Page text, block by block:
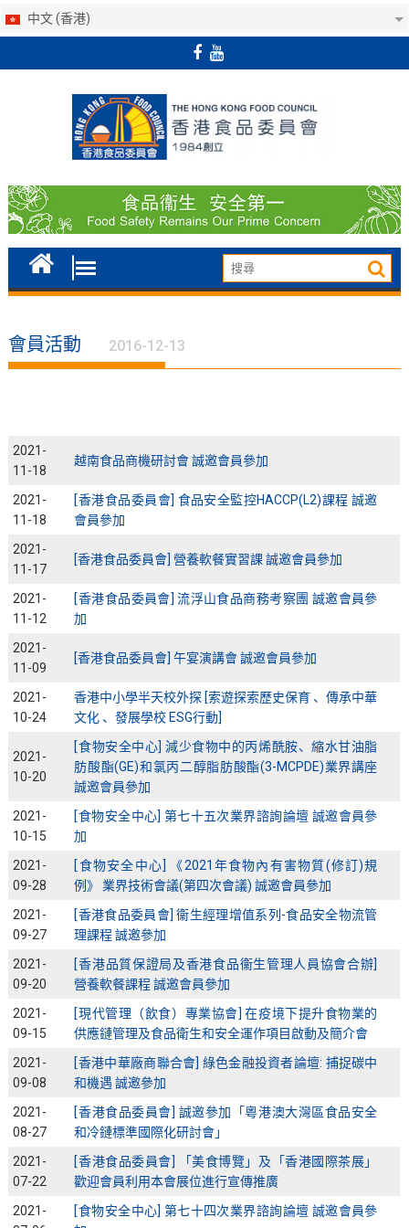
中文 (香港)
會員活動 2016-12-13
2021-
11-18
越南食品商機研討會 誠邀會員參加
2021-
11-18
[香港食品委員會] 食品安全監控HACCP(L2)課程 誠邀
會員參加
2021-
11-17
[香港食品委員會] 營養軟餐實習課 誠邀會員參加
2021-
11-12
[香港食品委員會] 流浮山食品商務考察團 誠邀會員參
加
2021-
11-09
[香港食品委員會] 午宴演講會 誠邀會員參加
2021-
10-24
香港中小學半天校外探 [索遊探索歷史保育 、傳承中華
文化 、發展學校 ESG行動]
2021-
10-20
[食物安全中心] 減少食物中的丙烯酰胺、縮水甘油脂
肪酸酯(GE)和氯丙二醇脂肪酸酯(3-MCPDE)業界講座
誠邀會員參加
2021-
10-15
[食物安全中心] 第七十五次業界諮詢論壇 誠邀會員參
加
2021-
09-28
[食物安全中心] 《2021年食物內有害物質(修訂)規
例》 業界技術會議(第四次會議) 誠邀會員參加
2021-
09-27
[香港食品委員會] 衞生經理增值系列-食品安全物流管
理課程 誠邀參加
2021-
09-20
[香港品質保證局及香港食品衞生管理人員協會合辦]
營養軟餐課程 誠邀會員參加
2021-
09-15
[現代管理（飲食）專業協會] 在疫境下提升食物業的
供應鏈管理及食品衛生和安全運作項目啟動及簡介會
2021-
09-08
[香港中華廠商聯合會] 綠色金融投資者論壇: 捕捉碳中
和機遇 誠邀參加
2021-
08-27
[香港食品委員會] 誠邀參加「粵港澳大灣區食品安全
和冷鏈標準國際化研討會」
2021-
07-22
[香港食品委員會] 「美食博覽」及「香港國際茶展」
歡迎會員利用本會展位進行宣傳推廣
2021-
[食物安全中心] 第七十四次業界諮詢論壇 誠邀會員參